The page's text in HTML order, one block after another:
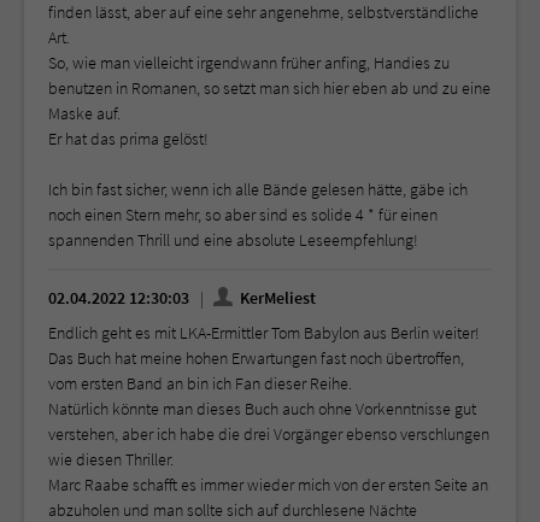
finden lässt, aber auf eine sehr angenehme, selbstverständliche
Art.
So, wie man vielleicht irgendwann früher anfing, Handies zu
benutzen in Romanen, so setzt man sich hier eben ab und zu eine
Maske auf.
Er hat das prima gelöst!
Ich bin fast sicher, wenn ich alle Bände gelesen hätte, gäbe ich
noch einen Stern mehr, so aber sind es solide 4 * für einen
spannenden Thrill und eine absolute Leseempfehlung!
02.04.2022 12:30:03
KerMeliest
Endlich geht es mit LKA-Ermittler Tom Babylon aus Berlin weiter!
Das Buch hat meine hohen Erwartungen fast noch übertroffen,
vom ersten Band an bin ich Fan dieser Reihe.
Natürlich könnte man dieses Buch auch ohne Vorkenntnisse gut
verstehen, aber ich habe die drei Vorgänger ebenso verschlungen
wie diesen Thriller.
Marc Raabe schafft es immer wieder mich von der ersten Seite an
abzuholen und man sollte sich auf durchlesene Nächte